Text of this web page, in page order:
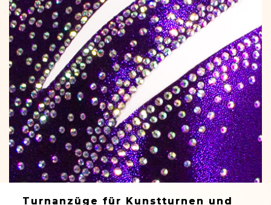
Turnanzüge für Kunstturnen und